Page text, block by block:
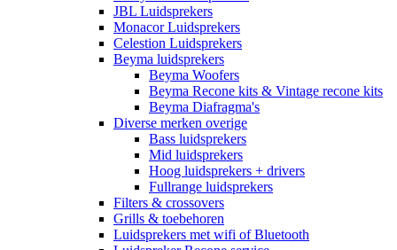
JBL Luidsprekers
Monacor Luidsprekers
Celestion Luidsprekers
Beyma luidsprekers
Beyma Woofers
Beyma Recone kits & Vintage recone kits
Beyma Diafragma's
Diverse merken overige
Bass luidsprekers
Mid luidsprekers
Hoog luidsprekers + drivers
Fullrange luidsprekers
Filters & crossovers
Grills & toebehoren
Luidsprekers met wifi of Bluetooth